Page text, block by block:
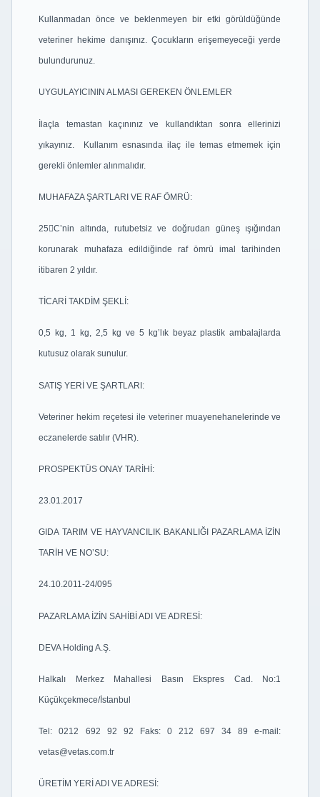
Kullanmadan önce ve beklenmeyen bir etki görüldüğünde
veteriner hekime danışınız. Çocukların erişemeyeceği yerde
bulundurunuz.
UYGULAYICININ ALMASI GEREKEN ÖNLEMLER
İlaçla temastan kaçınınız ve kullandıktan sonra ellerinizi
yıkayınız. Kullanım esnasında ilaç ile temas etmemek için
gerekli önlemler alınmalıdır.
MUHAFAZA ŞARTLARI VE RAF ÖMRÜ:
25C’nin altında, rutubetsiz ve doğrudan güneş ışığından
korunarak muhafaza edildiğinde raf ömrü imal tarihinden
itibaren 2 yıldır.
TİCARİ TAKDİM ŞEKLİ:
0,5 kg, 1 kg, 2,5 kg ve 5 kg’lık beyaz plastik ambalajlarda
kutusuz olarak sunulur.
SATIŞ YERİ VE ŞARTLARI:
Veteriner hekim reçetesi ile veteriner muayenehanelerinde ve
eczanelerde satılır (VHR).
PROSPEKTÜS ONAY TARİHİ:
23.01.2017
GIDA TARIM VE HAYVANCILIK BAKANLIĞI PAZARLAMA İZİN
TARİH VE NO’SU:
24.10.2011-24/095
PAZARLAMA İZİN SAHİBİ ADI VE ADRESİ:
DEVA Holding A.Ş.
Halkalı Merkez Mahallesi Basın Ekspres Cad. No:1
Küçükçekmece/İstanbul
Tel: 0212 692 92 92 Faks: 0 212 697 34 89 e-mail:
vetas@vetas.com.tr
ÜRETİM YERİ ADI VE ADRESİ: